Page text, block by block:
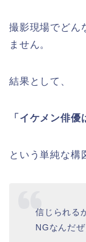
撮影現場でどん
ません。
結果として、
「イケメン俳
という単純な構
信じられる
NGなんだ